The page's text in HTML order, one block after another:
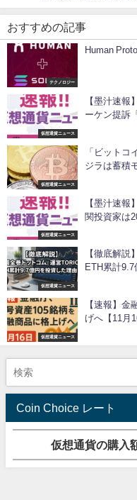
おすすめの記事
テクノロジー
Human
仮想通貨ニュース
【墨汁速報
ーケン提訴
仮想通貨ニュース
「ビットコ
ジラは蓄積
仮想通貨ニュース
【墨汁速報
関投資家は
仮想通貨ニュース
【徹底解説
ETH累計
仮想通貨ニュース
【速報】金
げへ【11月
Coin Choice レート
仮想通貨の購入